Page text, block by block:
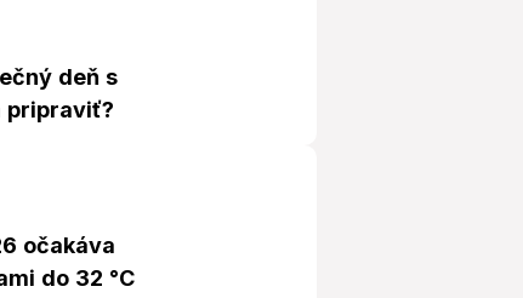
deň s
pripraviť?
očakáva
do 32 °C